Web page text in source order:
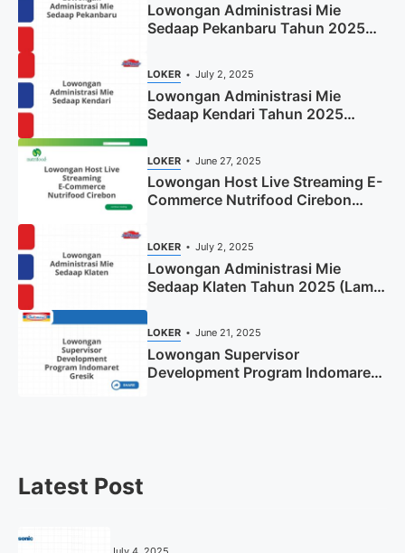
Lowongan Administrasi Mie
Sedaap Pekanbaru Tahun 2025
LOKER July 2, 2025
Lowongan Administrasi Mie
Sedaap Kendari Tahun 2025
LOKER June 27, 2025
Lowongan Host Live Streaming E-
Commerce Nutrifood Cirebon
LOKER July 2, 2025
Lowongan Administrasi Mie
Sedaap Klaten Tahun 2025 (Lamar
LOKER June 21, 2025
Lowongan Supervisor
Development Program Indomaret
Latest Post